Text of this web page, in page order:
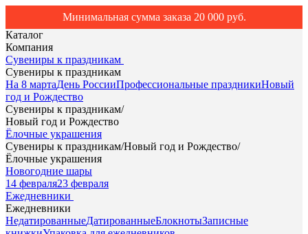
Минимальная сумма заказа 20 000 руб.
Каталог
Компания
Сувениры к праздникам
Сувениры к праздникам
На 8 мартаДень РоссииПрофессиональные праздникиНовый
год и Рождество
Сувениры к праздникам/
Новый год и Рождество
Ёлочные украшения
Сувениры к праздникам/Новый год и Рождество/
Ёлочные украшения
Новогодние шары
14 февраля23 февраля
Ежедневники
Ежедневники
НедатированныеДатированныеБлокнотыЗаписные